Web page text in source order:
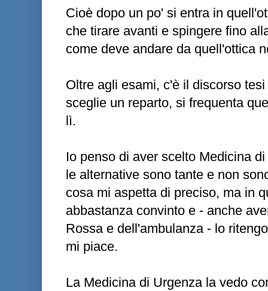
Cioè dopo un po' si entra in
che tirare avanti e spingere fino
come deve andare da quell'ottica
Oltre agli esami, c'è il discorso
sceglie un reparto, si frequenta
lì.
Io penso di aver scelto Medicina
le alternative sono tante e non
cosa mi aspetta di preciso, ma in
abbastanza convinto e - anche
Rossa e dell'ambulanza - lo
mi piace.
La Medicina di Urgenza la vedo